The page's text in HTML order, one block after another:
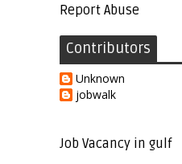
Report Abuse
Contributors
Unknown
jobwalk
Job Vacancy in gulf